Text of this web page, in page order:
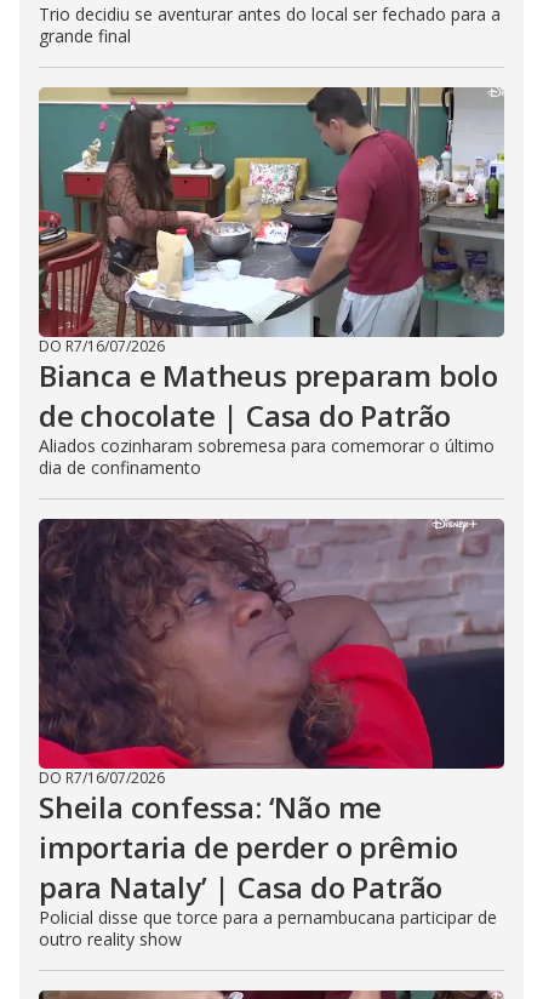
Trio decidiu se aventurar antes do local ser fechado para a
grande final
DO R7/16/07/2026
Bianca e Matheus preparam bolo
de chocolate | Casa do Patrão
Aliados cozinharam sobremesa para comemorar o último
dia de confinamento
DO R7/16/07/2026
Sheila confessa: ‘Não me
importaria de perder o prêmio
para Nataly’ | Casa do Patrão
Policial disse que torce para a pernambucana participar de
outro reality show